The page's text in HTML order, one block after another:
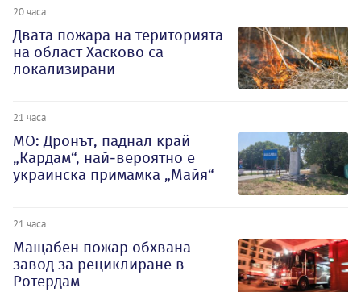
20 часа
Двата пожара на територията
на област Хасково са
локализирани
21 часа
МО: Дронът, паднал край
„Кардам“, най-вероятно е
украинска примамка „Майя“
21 часа
Мащабен пожар обхвана
завод за рециклиране в
Ротердам